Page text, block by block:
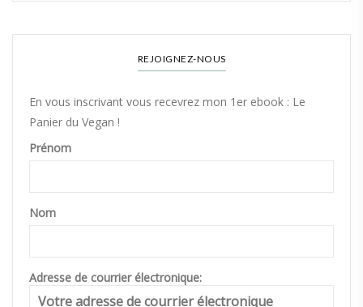
REJOIGNEZ-NOUS
En vous inscrivant vous recevrez mon 1er ebook : Le
Panier du Vegan !
Prénom
Nom
Adresse de courrier électronique: